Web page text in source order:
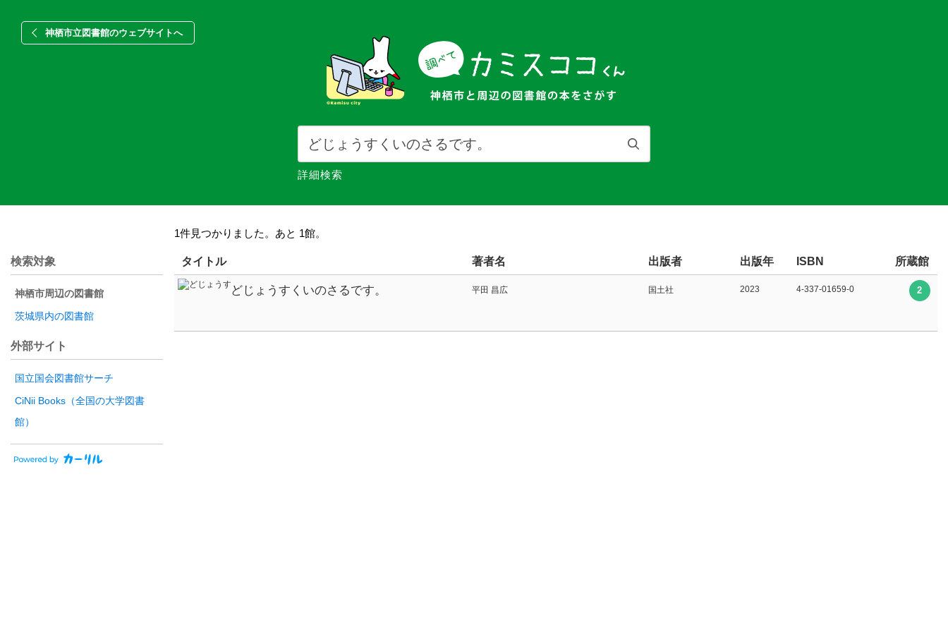
神栖市立図書館のウェブサイトへ
詳細検索
1件見つかりました。あと 1館。
タイトル 著者名 出版者 出版年 ISBN 所蔵館
どじょうすくいのさるです。 平田 昌広 国土社 2023 4-337-01659-0 2
検索対象
神栖市周辺の図書館
茨城県内の図書館
外部サイト
国立国会図書館サーチ
CiNii Books（全国の大学図書
館）